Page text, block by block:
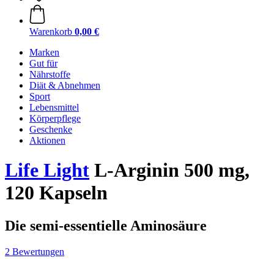
Warenkorb 0,00 €
Marken
Gut für
Nährstoffe
Diät & Abnehmen
Sport
Lebensmittel
Körperpflege
Geschenke
Aktionen
Life Light L-Arginin 500 mg,
120 Kapseln
Die semi-essentielle Aminosäure
2 Bewertungen